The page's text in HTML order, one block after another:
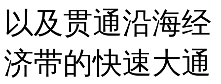
以及贯通沿海经
济带的快速大通